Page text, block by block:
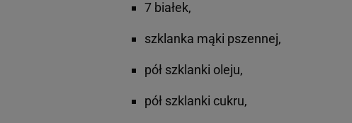
7 białek,
szklanka mąki pszennej,
pół szklanki oleju,
pół szklanki cukru,